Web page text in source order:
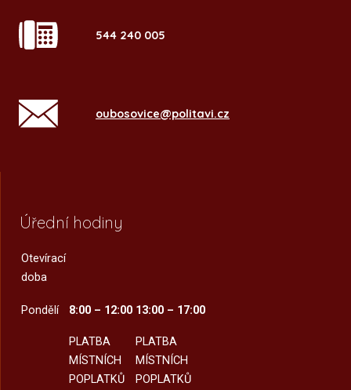
544 240 005
oubosovice@politavi.cz
Úřední hodiny
Otevírací
doba
Pondělí 8:00 – 12:00
PLATBA
MÍSTNÍCH
POPLATKŮ
13:00 – 17:00
PLATBA
MÍSTNÍCH
POPLATKŮ